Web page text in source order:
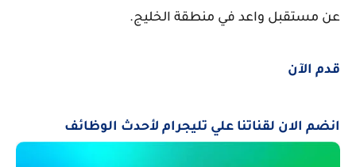
عن مستقبل واعد في منطقة الخليج.
قدم الآن
انضم الان لقناتنا علي تليجرام لأحدث الوظائف